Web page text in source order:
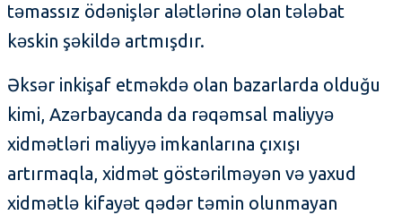
təmassız ödənişlər alətlərinə olan tələbat
kəskin şəkildə artmışdır.
Əksər inkişaf etməkdə olan bazarlarda olduğu
kimi, Azərbaycanda da rəqəmsal maliyyə
xidmətləri maliyyə imkanlarına çıxışı
artırmaqla, xidmət göstərilməyən və yaxud
xidmətlə kifayət qədər təmin olunmayan